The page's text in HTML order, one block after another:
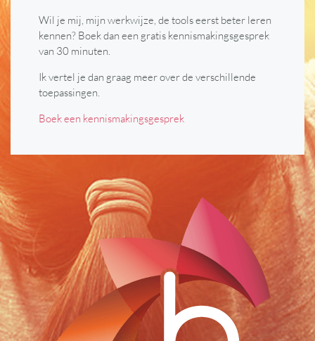
Wil je mij, mijn werkwijze, de tools eerst beter leren
kennen? Boek dan een gratis kennismakingsgesprek
van 30 minuten.
Ik vertel je dan graag meer over de verschillende
toepassingen.
Boek een kennismakingsgesprek